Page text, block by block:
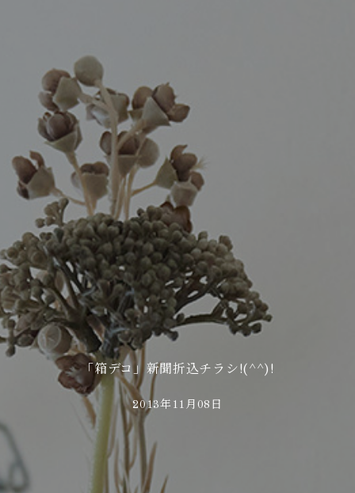
「箱デコ」新聞折込チラシ!(^^)!
2013年11月08日